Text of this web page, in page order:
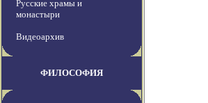
Русские храмы и
монастыри
Видеоархив
ФИЛОСОФИЯ